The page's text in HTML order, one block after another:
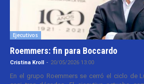
Ejecutivos
Roemmers: fin para Boccardo
Cristina Kroll - 20/05/2026 13:00
En el grupo Roemmers se cerró el ciclo de